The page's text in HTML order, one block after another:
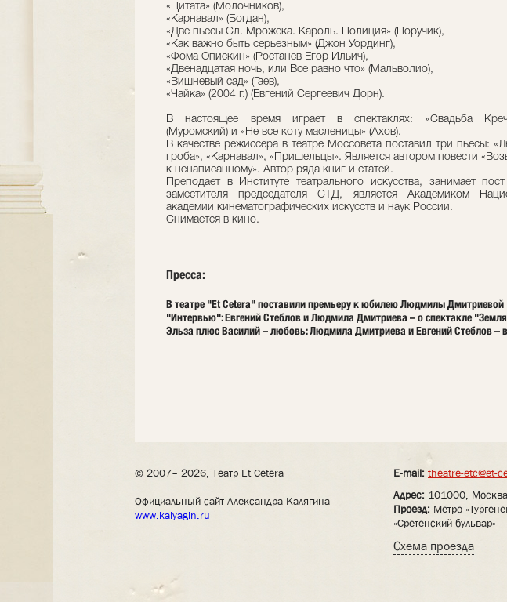
«Цитата» (Молочников),
«Карнавал» (Богдан),
«Две пьесы Сл. Мрожека. Кароль. Полиция» (Поручик),
«Как важно быть серьезным» (Джон Уординг),
«Фома Опискин» (Ростанев Егор Ильич),
«Двенадцатая ночь, или Все равно что» (Мальволио),
«Вишневый сад» (Гаев),
«Чайка» (2004 г.) (Евгений Сергеевич Дорн).
В настоящее время играет в спектаклях: «Свадьба
(Муромский) и «Не все коту масленицы» (Ахов).
В качестве режиссера в театре Моссовета поставил три пьесы:
гроба», «Карнавал», «Пришельцы». Является автором повести
к ненаписанному». Автор ряда книг и статей.
Преподает в Институте театрального искусства, занимает
заместителя председателя СТД, является Академиком
академии кинематографических искусств и наук России.
Снимается в кино.
Пресса:
В театре "Et Cetera" поставили премьеру к юбилею Людмилы Дмитриевой
"Интервью": Евгений Стеблов и Людмила Дмитриева – о спектакле
Эльза плюс Василий – любовь: Людмила Дмитриева и Евгений Стеблов –
© 2007– 2026, Театр Et Cetera
Официальный сайт Александра Калягина
www.kalyagin.ru
E-mail: theatre-etc@et-
Адрес: 101000,
Проезд: Метро
«Сретенский бульвар»
Схема проезда